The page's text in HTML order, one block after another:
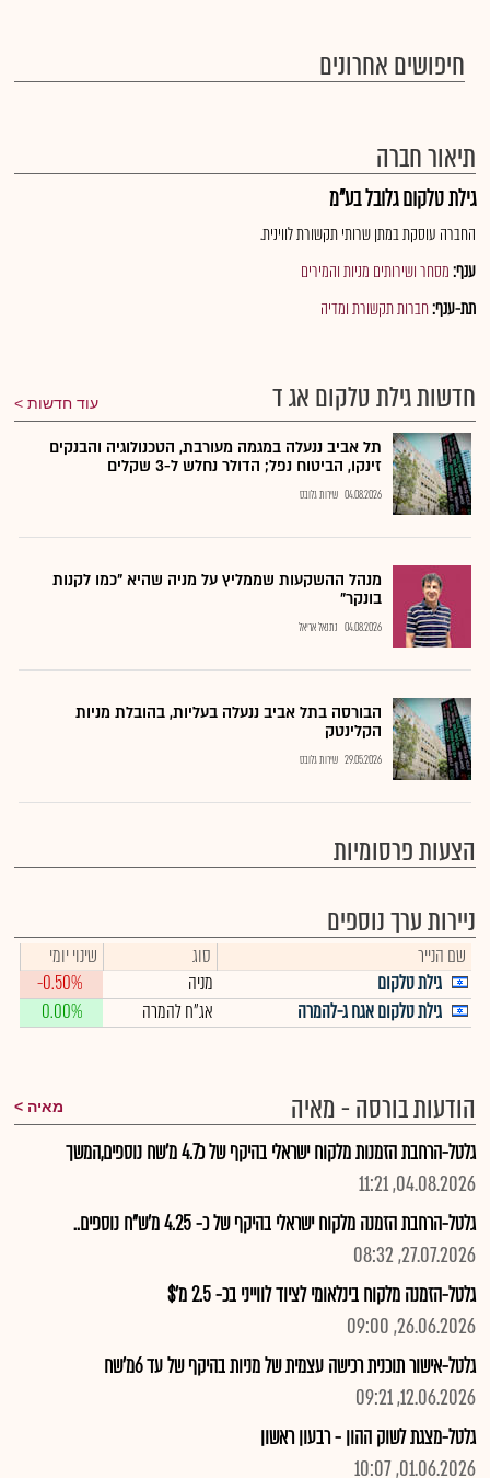
חיפושים אחרונים
תיאור חברה
גילת טלקום גלובל בע"מ
החברה עוסקת במתן שרותי תקשורת לווינית.
ענף:מסחר ושירותים מניות והמירים
תת-ענף:חברות תקשורת ומדיה
חדשות גילת טלקום אג ד עוד חדשות
תל אביב ננעלה במגמה מעורבת, הטכנולוגיה והבנקים
זינקו, הביטוח נפל; הדולר נחלש ל-3 שקלים
04.08.2026 שירות גלובס
מנהל ההשקעות שממליץ על מניה שהיא "כמו לקנות
בונקר"
04.08.2026 נתנאל אריאל
הבורסה בתל אביב ננעלה בעליות, בהובלת מניות
הקלינטק
29.05.2026 שירות גלובס
הצעות פרסומיות
ניירות ערך נוספים
שם הנייר סוג
שינוי יומי
גילת טלקום
מניה
-0.50%
גילת טלקום אגח ג-להמרה
אג"ח להמרה 0.00%
הודעות בורסה - מאיה מאיה
גלטל-הרחבת הזמנות מלקוח ישראלי בהיקף של כ4.7 מ'שח נוספים,המשך
04.08.2026, 11:21
גלטל-הרחבת הזמנה מלקוח ישראלי בהיקף של כ- 4.25 מ'ש"ח נוספים..
27.07.2026, 08:32
גלטל-הזמנה מלקוח בינלאומי לציוד לווייני בכ- 2.5 מ'$
26.06.2026, 09:00
גלטל-אישור תוכנית רכישה עצמית של מניות בהיקף של עד 6מ'שח
12.06.2026, 09:21
גלטל-מצגת לשוק ההון - רבעון ראשון
01.06.2026, 10:07